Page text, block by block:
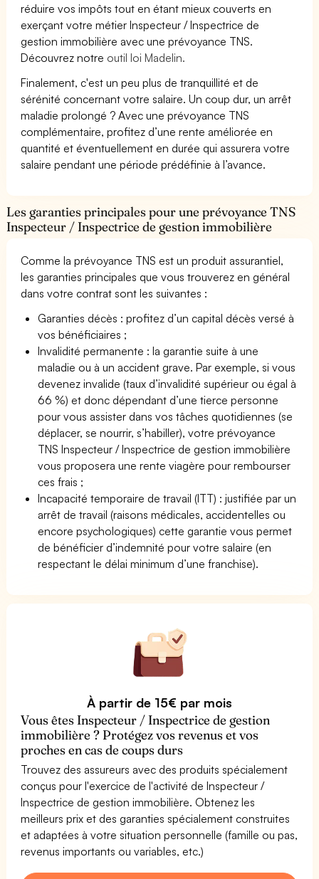
réduire vos impôts tout en étant mieux couverts en
exerçant votre métier Inspecteur / Inspectrice de
gestion immobilière avec une prévoyance TNS.
Découvrez notre outil loi Madelin.
Finalement, c'est un peu plus de tranquillité et de
sérénité concernant votre salaire. Un coup dur, un arrêt
maladie prolongé ? Avec une prévoyance TNS
complémentaire, profitez d’une rente améliorée en
quantité et éventuellement en durée qui assurera votre
salaire pendant une période prédéfinie à l’avance.
Les garanties principales pour une prévoyance TNS
Inspecteur / Inspectrice de gestion immobilière
Comme la prévoyance TNS est un produit assurantiel,
les garanties principales que vous trouverez en général
dans votre contrat sont les suivantes :
Garanties décès : profitez d’un capital décès versé à
vos bénéficiaires ;
Invalidité permanente : la garantie suite à une
maladie ou à un accident grave. Par exemple, si vous
devenez invalide (taux d’invalidité supérieur ou égal à
66 %) et donc dépendant d’une tierce personne
pour vous assister dans vos tâches quotidiennes (se
déplacer, se nourrir, s’habiller), votre prévoyance
TNS Inspecteur / Inspectrice de gestion immobilière
vous proposera une rente viagère pour rembourser
ces frais ;
Incapacité temporaire de travail (ITT) : justifiée par un
arrêt de travail (raisons médicales, accidentelles ou
encore psychologiques) cette garantie vous permet
de bénéficier d’indemnité pour votre salaire (en
respectant le délai minimum d’une franchise).
À partir de 15€ par mois
Vous êtes Inspecteur / Inspectrice de gestion
immobilière ? Protégez vos revenus et vos
proches en cas de coups durs
Trouvez des assureurs avec des produits spécialement
conçus pour l'exercice de l'activité de Inspecteur /
Inspectrice de gestion immobilière. Obtenez les
meilleurs prix et des garanties spécialement construites
et adaptées à votre situation personnelle (famille ou pas,
revenus importants ou variables, etc.)